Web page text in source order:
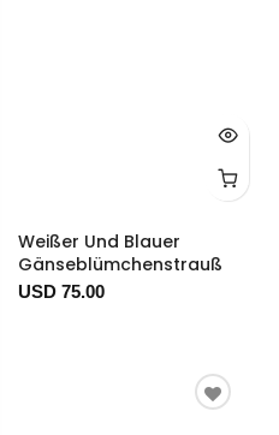
Weißer Und Blauer
Gänseblümchenstrauß
USD 75.00